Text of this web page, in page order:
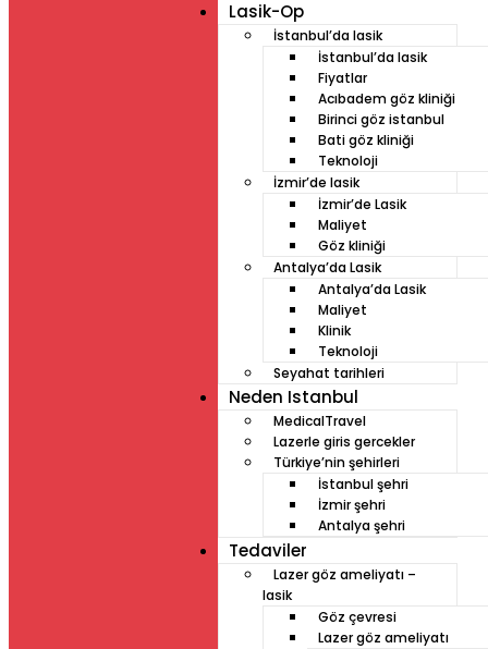
Lasik-Op
İstanbul’da lasik
İstanbul’da lasik
Fiyatlar
Acıbadem göz kliniği
Birinci göz istanbul
Bati göz kliniği
Teknoloji
İzmir’de lasik
İzmir’de Lasik
Maliyet
Göz kliniği
Antalya’da Lasik
Antalya’da Lasik
Maliyet
Klinik
Teknoloji
Seyahat tarihleri
Neden Istanbul
MedicalTravel
Lazerle giris gercekler
Türkiye’nin şehirleri
İstanbul şehri
İzmir şehri
Antalya şehri
Tedaviler
Lazer göz ameliyatı –
lasik
Göz çevresi
Lazer göz ameliyatı